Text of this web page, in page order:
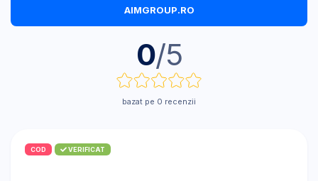
AIMGROUP.RO
0/5
bazat pe 0 recenzii
COD VERIFICAT